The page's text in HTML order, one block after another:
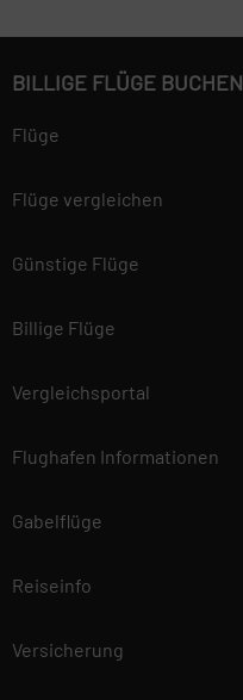
BILLIGE FLÜGE BUCHEN
Flüge
Flüge vergleichen
Günstige Flüge
Billige Flüge
Vergleichsportal
Flughafen Informationen
Gabelflüge
Reiseinfo
Versicherung